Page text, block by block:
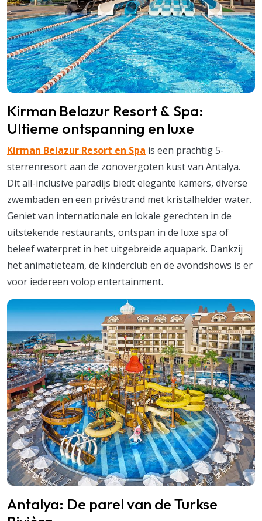
Kirman Belazur Resort & Spa:
Ultieme ontspanning en luxe
Kirman Belazur Resort en Spa is een prachtig 5-
sterrenresort aan de zonovergoten kust van Antalya.
Dit all-inclusive paradijs biedt elegante kamers, diverse
zwembaden en een privéstrand met kristalhelder water.
Geniet van internationale en lokale gerechten in de
uitstekende restaurants, ontspan in de luxe spa of
beleef waterpret in het uitgebreide aquapark. Dankzij
het animatieteam, de kinderclub en de avondshows is er
voor iedereen volop entertainment.
Antalya: De parel van de Turkse